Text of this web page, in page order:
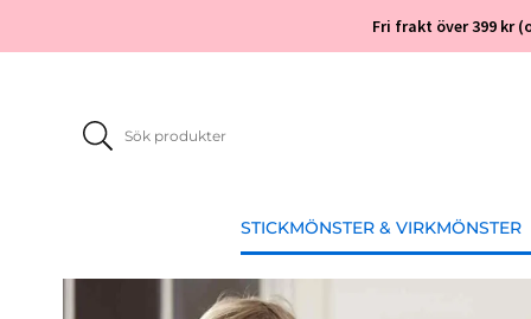
Fri frakt över 399 kr
STICKMÖNSTER & VIRKMÖNSTER